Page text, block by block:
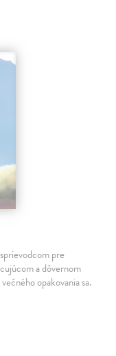
pre
a dôvernom
opakovania sa.